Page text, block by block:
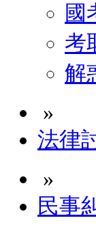
國
考
解
»
法律
»
民事